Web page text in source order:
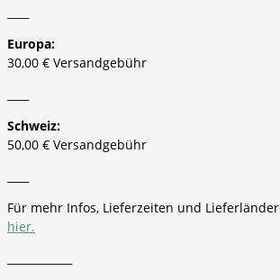
Europa:
30,00 € Versandgebühr
Schweiz:
50,00 € Versandgebühr
Für mehr Infos, Lieferzeiten und Lieferländer
hier.